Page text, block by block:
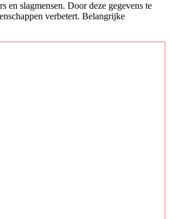
en slagmensen. Door deze gegevens te
verbetert. Belangrijke